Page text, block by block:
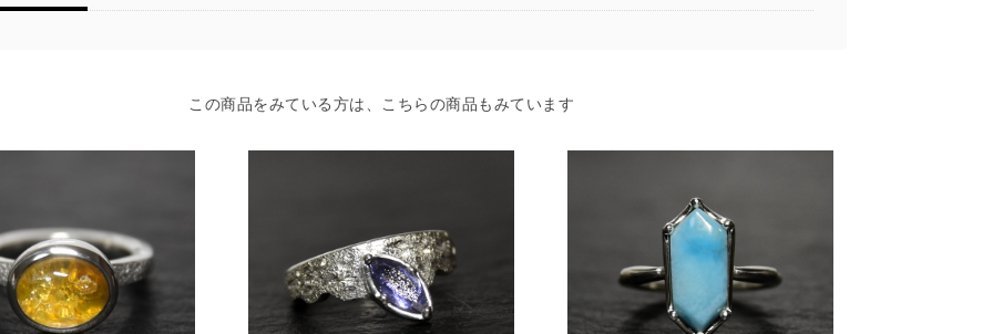
この商品をみている方は、こちらの商品もみています